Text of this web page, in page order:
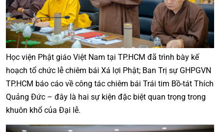
Học viện Phật giáo Việt Nam tại TP.HCM đã trình bày kế
hoạch tổ chức lễ chiêm bái Xá lợi Phật; Ban Trị sự GHPGVN
TP.HCM báo cáo về công tác chiêm bái Trái tim Bồ-tát Thích
Quảng Đức – đây là hai sự kiện đặc biệt quan trọng trong
khuôn khổ của Đại lễ.